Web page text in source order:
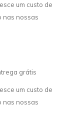
um custo de
nas nossas
grátis
um custo de
nas nossas